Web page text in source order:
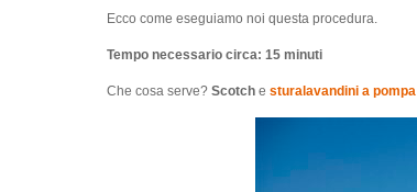
Ecco come eseguiamo noi questa procedura.
Tempo necessario circa: 15 minuti
Che cosa serve? Scotch e sturalavandini a pompa